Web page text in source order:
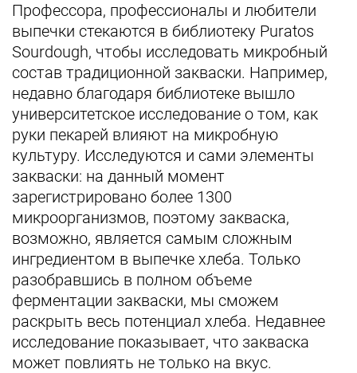
Профессора, профессионалы и любители
выпечки стекаются в библиотеку Puratos
Sourdough, чтобы исследовать микробный
состав традиционной закваски. Например,
недавно благодаря библиотеке вышло
университетское исследование о том, как
руки пекарей влияют на микробную
культуру. Исследуются и сами элементы
закваски: на данный момент
зарегистрировано более 1300
микроорганизмов, поэтому закваска,
возможно, является самым сложным
ингредиентом в выпечке хлеба. Только
разобравшись в полном объеме
ферментации закваски, мы сможем
раскрыть весь потенциал хлеба. Недавнее
исследование показывает, что закваска
может повлиять не только на вкус.